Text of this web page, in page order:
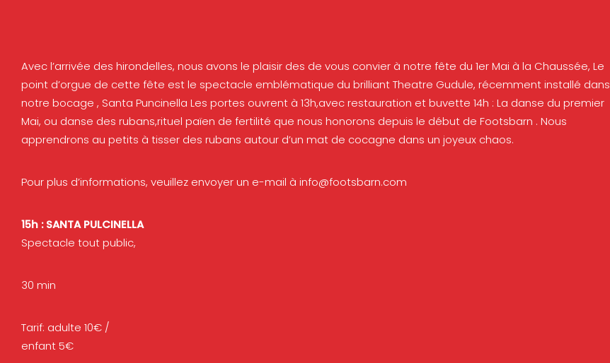
Avec l’arrivée des hirondelles, nous avons le plaisir des de vous convier à notre fête du 1er Mai à la Chaussée, Le
point d’orgue de cette fête est le spectacle emblématique du brilliant Theatre Gudule, récemment installé dans
notre bocage , Santa Puncinella Les portes ouvrent à 13h,avec restauration et buvette 14h : La danse du premier
Mai, ou danse des rubans,rituel païen de fertilité que nous honorons depuis le début de Footsbarn . Nous
apprendrons au petits à tisser des rubans autour d’un mat de cocagne dans un joyeux chaos.
Pour plus d’informations, veuillez envoyer un e-mail à info@footsbarn.com
15h : SANTA PULCINELLA
Spectacle tout public,
30 min
Tarif: adulte 10€ /
enfant 5€